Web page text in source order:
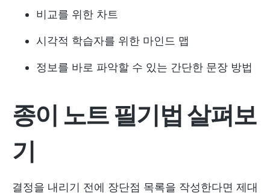
비교를 위한 차트
시각적 학습자를 위한 마인드 맵
정보를 바로 파악할 수 있는 간단한 문장 방법
종이 노트 필기법 살펴보
기
결정을 내리기 전에 장단점 목록을 작성한다면 제대